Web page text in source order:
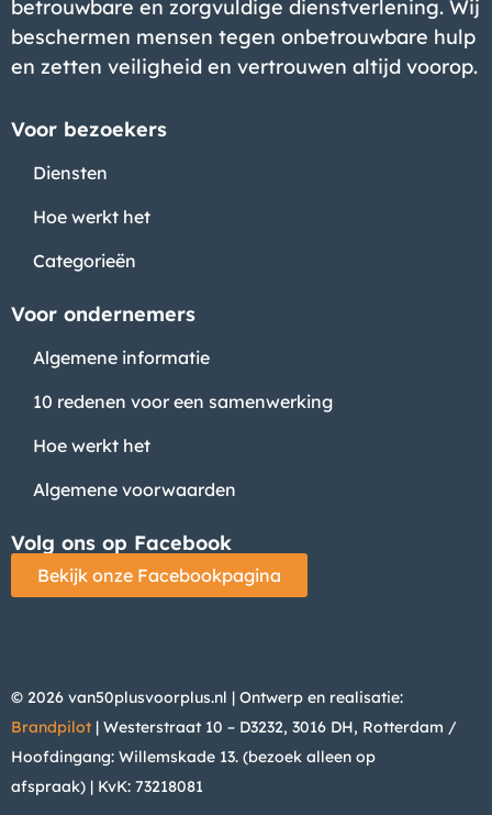
betrouwbare en zorgvuldige dienstverlening. Wij
beschermen mensen tegen onbetrouwbare hulp
en zetten veiligheid en vertrouwen altijd voorop.
Voor bezoekers
Diensten
Hoe werkt het
Categorieën
Voor ondernemers
Algemene informatie
10 redenen voor een samenwerking
Hoe werkt het
Algemene voorwaarden
Volg ons op Facebook
Bekijk onze Facebookpagina
© 2026 van50plusvoorplus.nl | Ontwerp en realisatie:
Brandpilot | Westerstraat 10 – D3232, 3016 DH, Rotterdam /
Hoofdingang: Willemskade 13. (bezoek alleen op
afspraak) | KvK: 73218081